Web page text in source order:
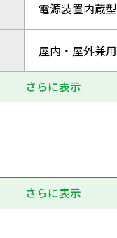
電源装置内蔵型
屋内・屋外兼用
さらに表示
さらに表示